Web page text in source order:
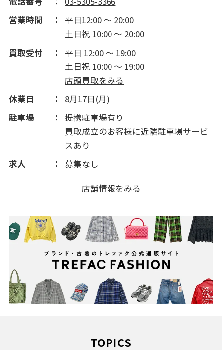
2013(175)
2012(310)
2011(385)
2010(256)
2009(1024)
営業時間
平日12:00 ～ 20:00
土日祝 10:00 ～ 20:00
買取受付
平日 12:00 ～ 19:00
土日祝 10:00 ～ 19:00
店頭買取をみる
休業日
8月17日(月)
駐車場
提携駐車場有り
買取成立のお客様に近隣駐車場サービ
スあり
求人
募集なし
店舗情報をみる
TOPICS